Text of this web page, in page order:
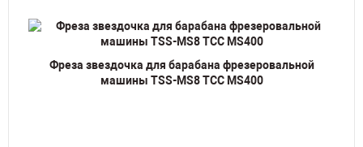
Фреза звездочка для барабана фрезеровальной
машины TSS-MS8 ТСС MS400